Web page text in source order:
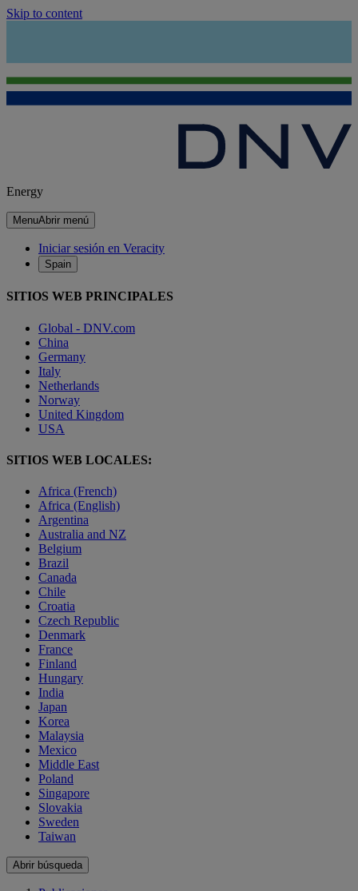
Skip to content
Energy
MenuAbrir menú
Iniciar sesión en Veracity
Spain
SITIOS WEB PRINCIPALES
Global - DNV.com
China
Germany
Italy
Netherlands
Norway
United Kingdom
USA
SITIOS WEB LOCALES:
Africa (French)
Africa (English)
Argentina
Australia and NZ
Belgium
Brazil
Canada
Chile
Croatia
Czech Republic
Denmark
France
Finland
Hungary
India
Japan
Korea
Malaysia
Mexico
Middle East
Poland
Singapore
Slovakia
Sweden
Taiwan
Abrir búsqueda